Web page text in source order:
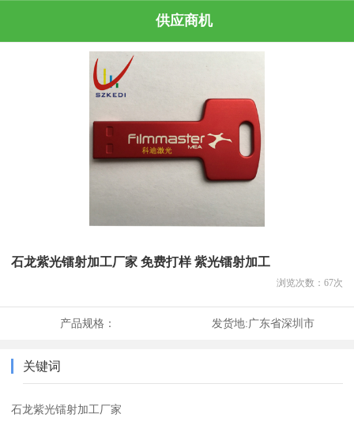
供应商机
石龙紫光镭射加工厂家 免费打样 紫光镭射加工
浏览次数： 67次
产品规格： 发货地:广东省深圳市
关键词
石龙紫光镭射加工厂家